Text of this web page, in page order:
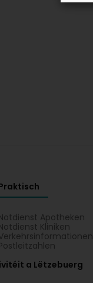
Apotheken
Kliniken
a Lëtzebuerg